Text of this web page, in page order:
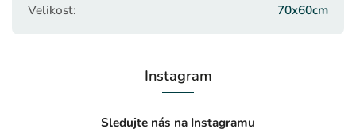
Velikost: 70x60cm
Instagram
Sledujte nás na Instagramu